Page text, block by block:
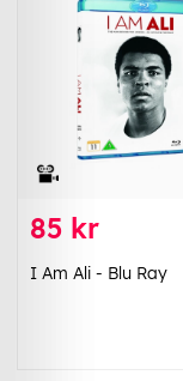
85 kr
I Am Ali - Blu Ray